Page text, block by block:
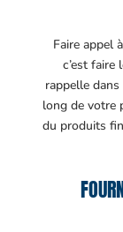
Faire appel
c’est faire
rappelle
long de votre
du produits